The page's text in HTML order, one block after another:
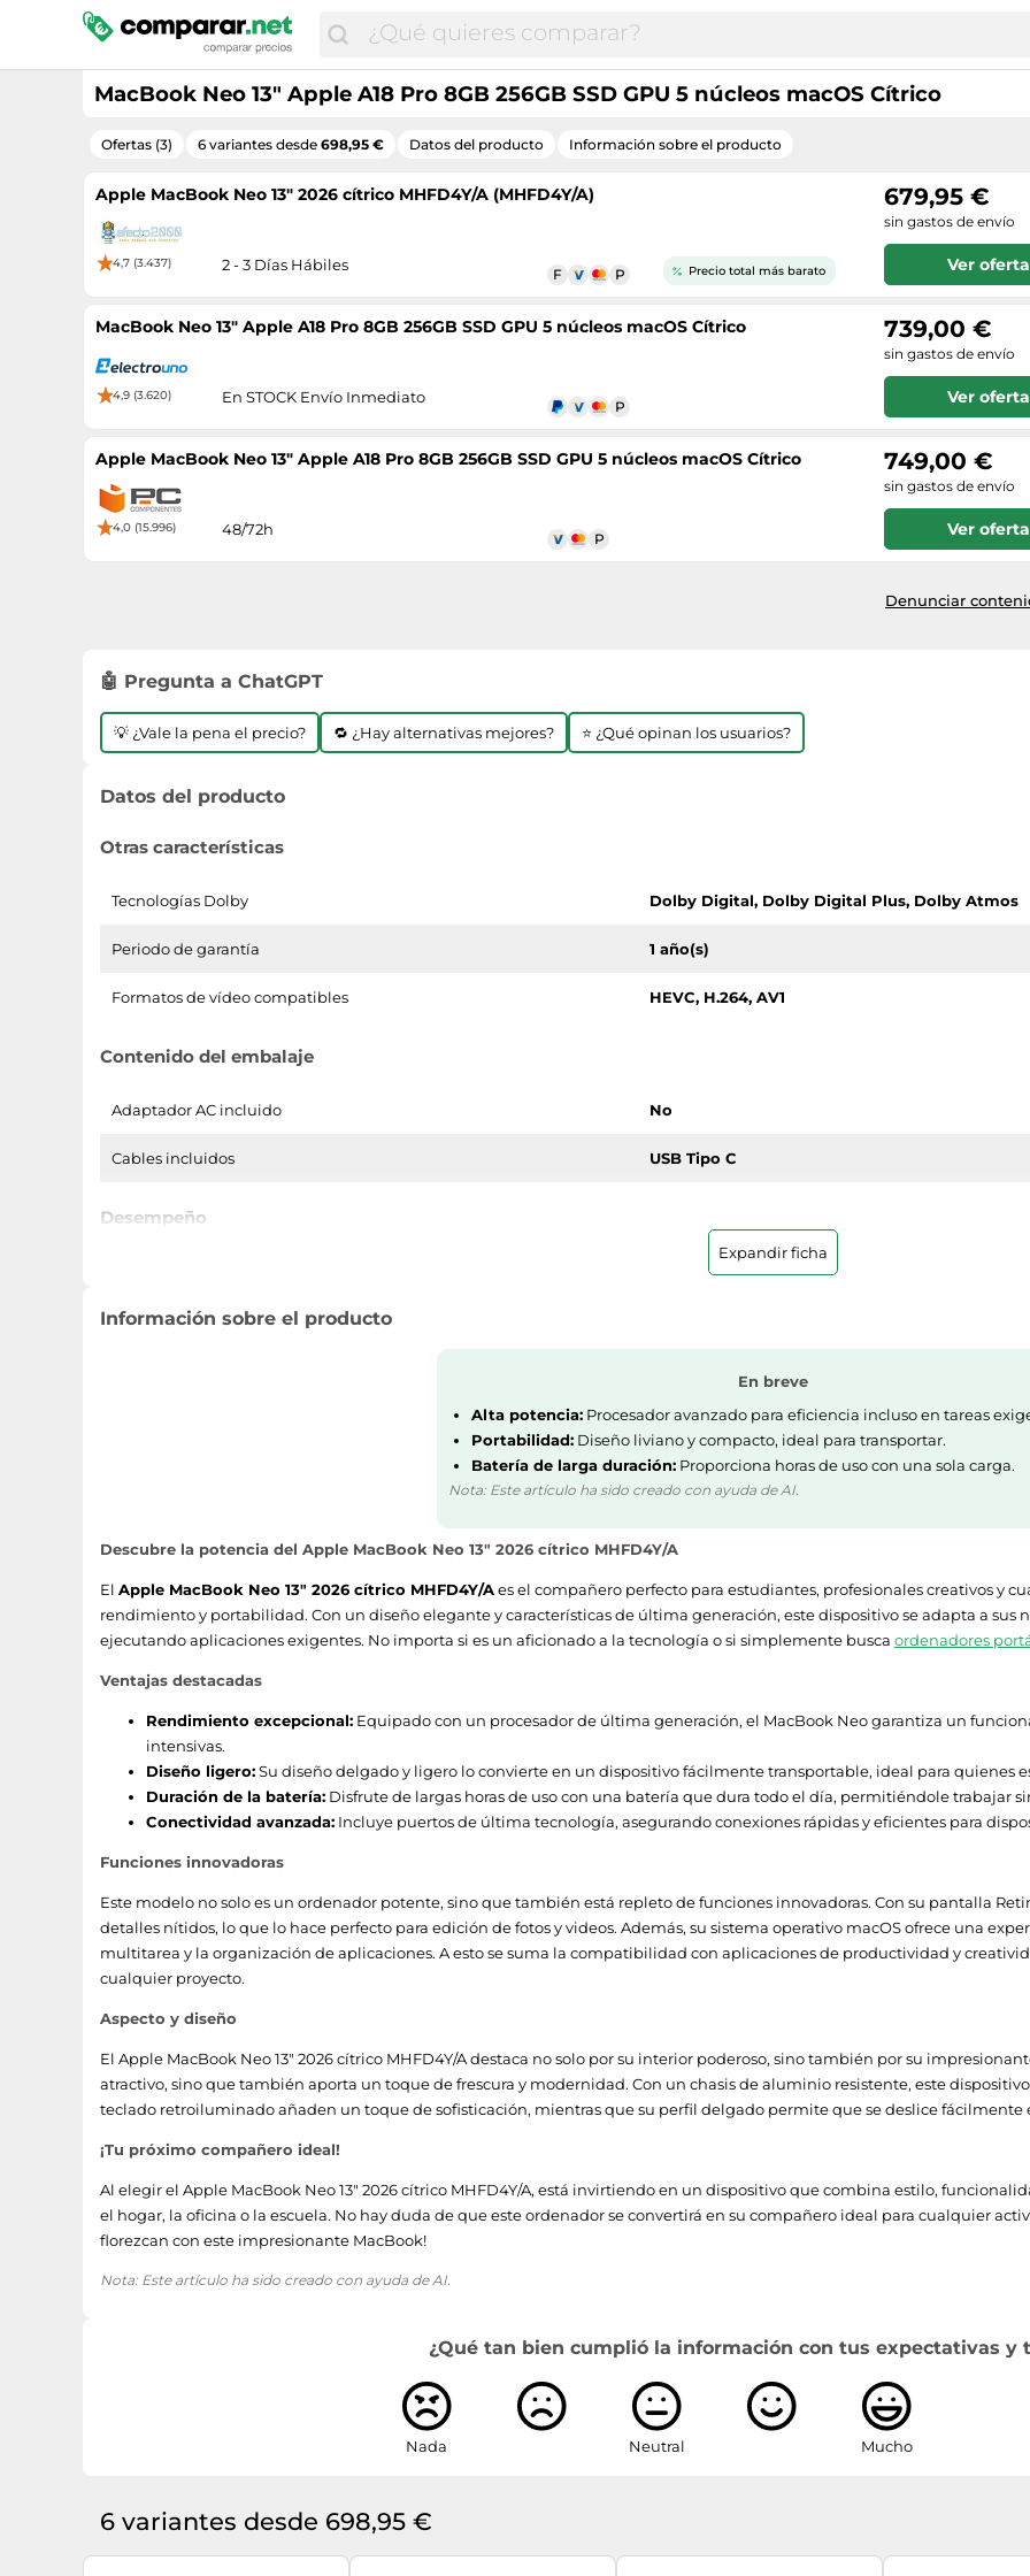
MacBook Neo 13" Apple A18 Pro 8GB 256GB SSD GPU 5 núcleos macOS Cítrico
Ofertas (3) 6 variantes desde 698,95 € Datos del producto Información sobre el producto
Apple MacBook Neo 13" 2026 cítrico MHFD4Y/A (MHFD4Y/A)
4,7 (3.437)
Precio total más barato
2 - 3 Días Hábiles
679,95 €
sin gastos de envío
Ver oferta
MacBook Neo 13" Apple A18 Pro 8GB 256GB SSD GPU 5 núcleos macOS Cítrico
4,9 (3.620) En STOCK Envío Inmediato
739,00 €
sin gastos de envío
Ver oferta
Apple MacBook Neo 13" Apple A18 Pro 8GB 256GB SSD GPU 5 núcleos macOS Cítrico
4,0 (15.996) 48/72h
749,00 €
sin gastos de envío
Ver oferta
Denunciar
🤖 Pregunta a ChatGPT
💡 ¿Vale la pena el precio? 🔁 ¿Hay alternativas mejores? ⭐ ¿Qué opinan los usuarios?
Datos del producto
Otras características
Tecnologías Dolby Dolby Digital, Dolby Digital Plus, Dolby Atmos
Periodo de garantía 1 año(s)
Formatos de vídeo compatibles HEVC, H.264, AV1
Contenido del embalaje
Adaptador AC incluido No
Cables incluidos USB Tipo C
Desempeño
Diseño
Cítrico
Color del producto Cal
Puertos e Interfaces
USB Type-C DisplayPort Alternate Mode
Cantidad de puertos tipo C USB 3.2 Gen 2 (3.1 Gen 2)
Número de puertos USB 2.0 Tipo C 1
Salidas para auriculares 1
Conexión
Versión de Bluetooth 6.0
Bluetooth de baja energía (BLE, Bluetooth Low Energy)
Bluetooth Si
Ethernet
Wi-Fi estándares
Wi-Fi 6E (802.11ax)
Expandir ficha
Información sobre el producto
En breve
Alta potencia:Procesador avanzado para eficiencia incluso en tareas
Portabilidad:Diseño liviano y compacto, ideal para transportar.
Batería de larga duración:Proporciona horas de uso con una sola carga.
Nota: Este artículo ha sido creado con ayuda de AI.
Descubre la potencia del Apple MacBook Neo 13" 2026 cítrico MHFD4Y/A
El Apple MacBook Neo 13" 2026 cítrico MHFD4Y/Aes el compañero perfecto para estudiantes, profesionales creativos y
rendimiento y portabilidad. Con un diseño elegante y características de última generación, este dispositivo se adapta a sus
ejecutando aplicaciones exigentes. No importa si es un aficionado a la tecnología o si simplemente busca ordenadores
Ventajas destacadas
Rendimiento excepcional: Equipado con un procesador de última generación, el MacBook Neo garantiza un
intensivas.
Diseño ligero:Su diseño delgado y ligero lo convierte en un dispositivo fácilmente transportable, ideal para quienes
Duración de la batería: Disfrute de largas horas de uso con una batería que dura todo el día, permitiéndole trabajar
Conectividad avanzada: Incluye puertos de última tecnología, asegurando conexiones rápidas y eficientes para
Funciones innovadoras
Este modelo no solo es un ordenador potente, sino que también está repleto de funciones innovadoras. Con su pantalla
detalles nítidos, lo que lo hace perfecto para edición de fotos y videos. Además, su sistema operativo macOS ofrece una
multitarea y la organización de aplicaciones. A esto se suma la compatibilidad con aplicaciones de productividad y
cualquier proyecto.
Aspecto y diseño
El Apple MacBook Neo 13" 2026 cítrico MHFD4Y/A destaca no solo por su interior poderoso, sino también por su
atractivo, sino que también aporta un toque de frescura y modernidad. Con un chasis de aluminio resistente, este
teclado retroiluminado añaden un toque de sofisticación, mientras que su perfil delgado permite que se deslice fácilmente
¡Tu próximo compañero ideal!
Al elegir el Apple MacBook Neo 13" 2026 cítrico MHFD4Y/A, está invirtiendo en un dispositivo que combina estilo,
el hogar, la oficina o la escuela. No hay duda de que este ordenador se convertirá en su compañero ideal para cualquier
florezcan con este impresionante MacBook!
Nota: Este artículo ha sido creado con ayuda de AI.
¿Qué tan bien cumplió la información con tus expectativas y
Nada Neutral Mucho
6 variantes desde 698,95 €